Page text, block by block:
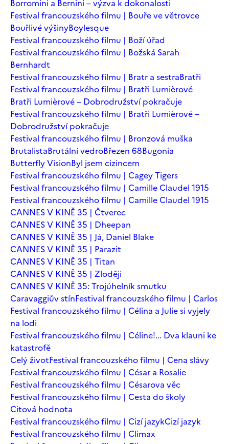
Borromini a Bernini – výzva k dokonalosti
Festival francouzského filmu | Bouře ve větrovce
Bouřlivé výšinyBoylesque
Festival francouzského filmu | Boží úřad
Festival francouzského filmu | Božská Sarah
Bernhardt
Festival francouzského filmu | Bratr a sestraBratři
Festival francouzského filmu | Bratři Lumièrové
Bratři Lumièrové – Dobrodružství pokračuje
Festival francouzského filmu | Bratři Lumièrové –
Dobrodružství pokračuje
Festival francouzského filmu | Bronzová muška
BrutalistaBrutální vedroBřezen 68Bugonia
Butterfly VisionByl jsem cizincem
Festival francouzského filmu | Cagey Tigers
Festival francouzského filmu | Camille Claudel 1915
Festival francouzského filmu | Camille Claudel 1915
CANNES V KINĚ 35 | Čtverec
CANNES V KINĚ 35 | Dheepan
CANNES V KINĚ 35 | Já, Daniel Blake
CANNES V KINĚ 35 | Parazit
CANNES V KINĚ 35 | Titan
CANNES V KINĚ 35 | Zloději
CANNES V KINĚ 35: Trojúhelník smutku
Caravaggiův stínFestival francouzského filmu | Carlos
Festival francouzského filmu | Célina a Julie si vyjely
na lodi
Festival francouzského filmu | Céline!... Dva klauni ke
katastrofě
Celý životFestival francouzského filmu | Cena slávy
Festival francouzského filmu | César a Rosalie
Festival francouzského filmu | Césarova věc
Festival francouzského filmu | Cesta do školy
Citová hodnota
Festival francouzského filmu | Cizí jazykCizí jazyk
Festival francouzského filmu | Climax